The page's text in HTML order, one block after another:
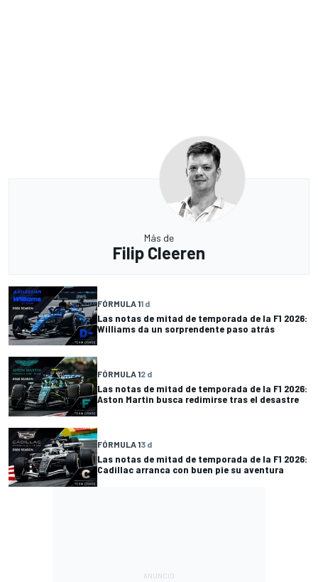
Más de
Filip Cleeren
FÓRMULA 11 d
Las notas de mitad de temporada de la F1 2026:
Williams da un sorprendente paso atrás
FÓRMULA 12 d
Las notas de mitad de temporada de la F1 2026:
Aston Martin busca redimirse tras el desastre
FÓRMULA 13 d
Las notas de mitad de temporada de la F1 2026:
Cadillac arranca con buen pie su aventura